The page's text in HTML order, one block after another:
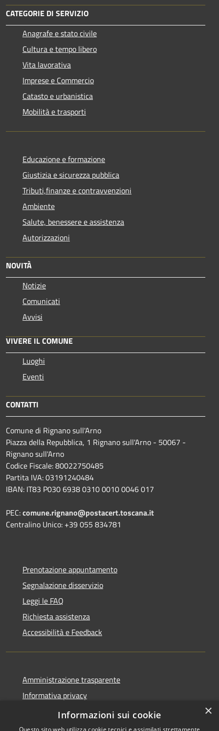
CATEGORIE DI SERVIZIO
Anagrafe e stato civile
Cultura e tempo libero
Vita lavorativa
Imprese e Commercio
Catasto e urbanistica
Mobilità e trasporti
Educazione e formazione
Giustizia e sicurezza pubblica
Tributi,finanze e contravvenzioni
Ambiente
Salute, benessere e assistenza
Autorizzazioni
NOVITÀ
Notizie
Comunicati
Avvisi
VIVERE IL COMUNE
Luoghi
Eventi
CONTATTI
Comune di Rignano sull'Arno
Piazza della Repubblica, 1 Rignano sull'Arno - 50067 -
Rignano sull'Arno
Codice Fiscale: 80022750485
Partita IVA: 03191240484
IBAN: IT83 P030 6938 0310 0010 0046 017
PEC:comune.rignano@postacert.toscana.it
Centralino Unico: +39 055 834781
Prenotazione appuntamento
Segnalazione disservizio
Leggi le FAQ
Richiesta assistenza
Accessibilità e Feedback
Amministrazione trasparente
Informativa privacy
×
Informazioni sui cookie
Questo sito web utilizza cookie tecnici e assimilati strettamente